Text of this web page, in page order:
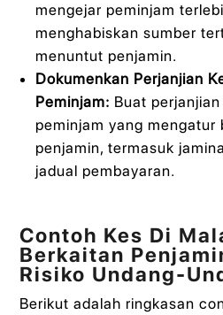
mengejar peminjam
menghabiskan sumber
menuntut penjamin.
Dokumenkan Perjanjian
Peminjam: Buat
peminjam yang mengatur
penjamin, termasuk
jadual pembayaran.
Contoh Kes Di
Berkaitan
Risiko Undang-
Berikut adalah ringkasan